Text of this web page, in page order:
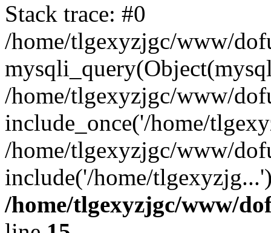
Stack trace: #0
/home/tlgexyzjgc/www/
/home/tlgexyzjgc/www/
include_once('/home/
/home/tlgexyzjgc/www/
include('/home/
/home/tlgexyzjgc/www/